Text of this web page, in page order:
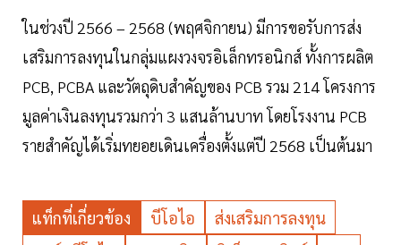
ในช่วงปี 2566 – 2568 (พฤศจิกายน) มีการขอรับการส่ง
เสริมการลงทุนในกลุ่มแผงวงจรอิเล็กทรอนิกส์ ทั้งการผลิต
PCB, PCBA และวัตถุดิบสำคัญของ PCB รวม 214 โครงการ
มูลค่าเงินลงทุนรวมกว่า 3 แสนล้านบาท โดยโรงงาน PCB
รายสำคัญได้เริ่มทยอยเดินเครื่องตั้งแต่ปี 2568 เป็นต้นมา
แท็กที่เกี่ยวข้อง บีโอไอ
ส่งเสริมการลงทุน